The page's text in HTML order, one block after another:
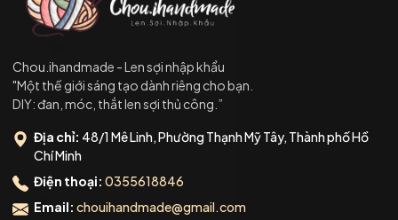
Chou.ihandmade - Len sợi nhập khẩu
"Một thế giới sáng tạo dành riêng cho bạn.
DIY: đan, móc, thắt len sợi thủ công.”
Địa chỉ: 48/1 Mê Linh, Phường Thạnh Mỹ Tây, Thành phố Hồ
Chí Minh
Điện thoại: 0355618846
Email: chouihandmade@gmail.com